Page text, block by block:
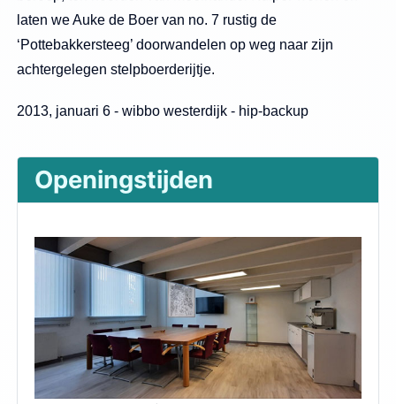
laten we Auke de Boer van no. 7 rustig de
‘Pottebakkersteeg’ doorwandelen op weg naar zijn
achtergelegen stelpboerderijtje.
2013, januari 6 - wibbo westerdijk - hip-backup
Openingstijden